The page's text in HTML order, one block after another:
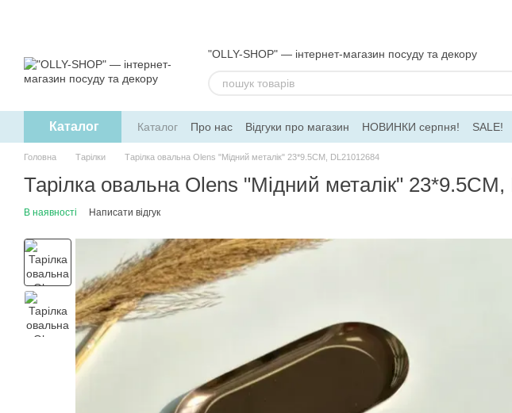
"OLLY-SHOP" — інтернет-магазин посуду та декору
Каталог Каталог Про нас Відгуки про магазин НОВИНКИ серпня! SALE!
Обмін та повернення
Угода користувача Договір ПО Для
Головна Тарілки Тарілка овальна Olens "Мідний металік" 23*9.5CM, DL21012684
Тарілка овальна Olens "Мідний металік"
В наявності Написати відгук